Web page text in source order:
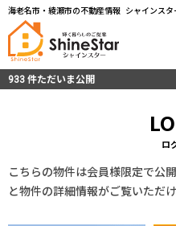
海老名市・綾瀬市の不動産情報 シャインス
933 件ただいま公開
ロ
こちらの物件は会員様限定で公
と物件の詳細情報がご覧いただけ